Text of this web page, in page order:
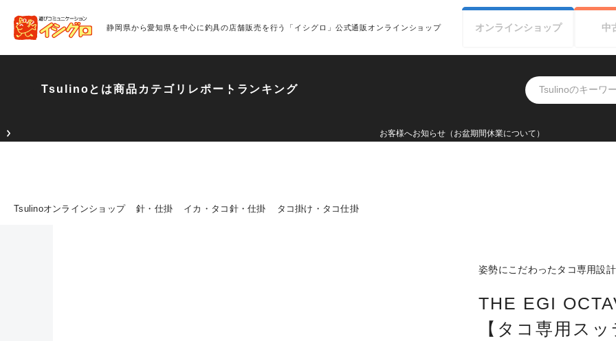
静岡県から愛知県を中心に釣具の店舗販売を行う「イシグロ」公式通販オンラインショップ オンラインショップ 中
Tsulinoとは商品カテゴリ レポート ランキング
お客様へお知らせ（お盆期間休業について）
Tsulinoオンラインショップ 針・仕掛 イカ・タコ針・仕掛 タコ掛け・タコ仕掛
姿勢にこだわったタコ専用設
THE EGI
【タコ専用ス